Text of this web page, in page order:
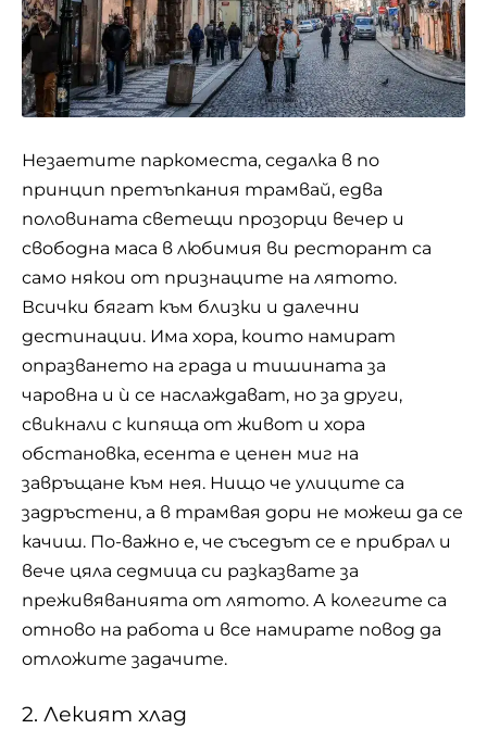
Незаетите паркоместа, седалка в по
принцип претъпкания трамвай, едва
половината светещи прозорци вечер и
свободна маса в любимия ви ресторант са
само някои от признаците на лятото.
Всички бягат към близки и далечни
дестинации. Има хора, които намират
опразването на града и тишината за
чаровна и ѝ се наслаждават, но за други,
свикнали с кипяща от живот и хора
обстановка, есента е ценен миг на
завръщане към нея. Нищо че улиците са
задръстени, а в трамвая дори не можеш да се
качиш. По-важно е, че съседът се е прибрал и
вече цяла седмица си разказвате за
преживяванията от лятото. А колегите са
отново на работа и все намирате повод да
отложите задачите.
2. Лекият хлад